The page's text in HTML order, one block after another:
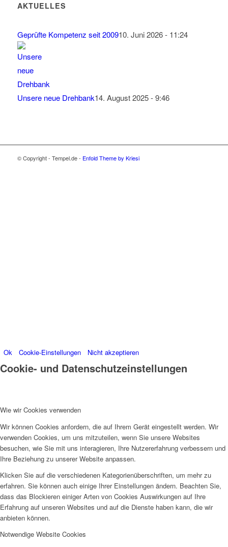
AKTUELLES
Geprüfte Kompetenz seit 200910. Juni 2026 - 11:24
Unsere neue Drehbank14. August 2025 - 9:46
© Copyright - Tempel.de - Enfold Theme by Kriesi
Ok Cookie-Einstellungen Nicht akzeptieren
Cookie- und Datenschutzeinstellungen
Wie wir Cookies verwenden
Wir können Cookies anfordern, die auf Ihrem Gerät eingestellt werden. Wir
verwenden Cookies, um uns mitzuteilen, wenn Sie unsere Websites
besuchen, wie Sie mit uns interagieren, Ihre Nutzererfahrung verbessern und
Ihre Beziehung zu unserer Website anpassen.
Klicken Sie auf die verschiedenen Kategorienüberschriften, um mehr zu
erfahren. Sie können auch einige Ihrer Einstellungen ändern. Beachten Sie,
dass das Blockieren einiger Arten von Cookies Auswirkungen auf Ihre
Erfahrung auf unseren Websites und auf die Dienste haben kann, die wir
anbieten können.
Notwendige Website Cookies